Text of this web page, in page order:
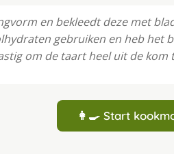
en bekleedt deze met
gebruiken en heb het
om de taart heel uit de kom
👩‍🍳 Start